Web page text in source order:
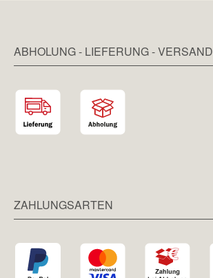
ABHOLUNG - LIEFERUNG - VERSAND
ZAHLUNGSARTEN